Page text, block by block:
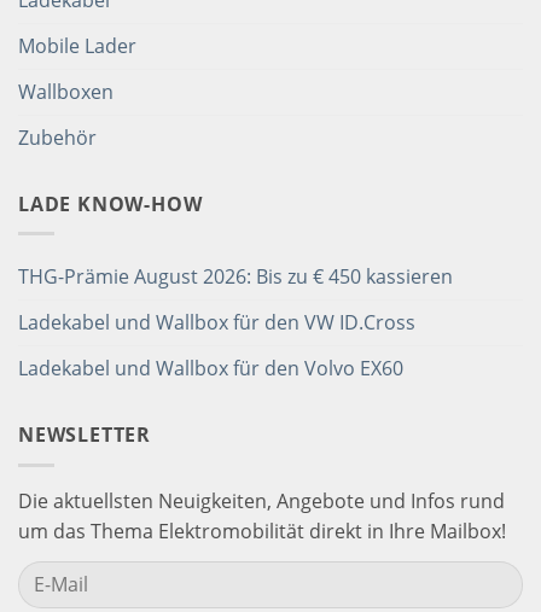
Mobile Lader
Wallboxen
Zubehör
LADE KNOW-HOW
THG-Prämie August 2026: Bis zu € 450 kassieren
Ladekabel und Wallbox für den VW ID.Cross
Ladekabel und Wallbox für den Volvo EX60
NEWSLETTER
Die aktuellsten Neuigkeiten, Angebote und Infos rund
um das Thema Elektromobilität direkt in Ihre Mailbox!